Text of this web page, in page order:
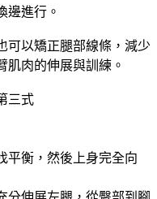
邊進行。
可以矯正腿部線條，減少
肌肉的伸展與訓練。
三式
平衡，然後上身完全向